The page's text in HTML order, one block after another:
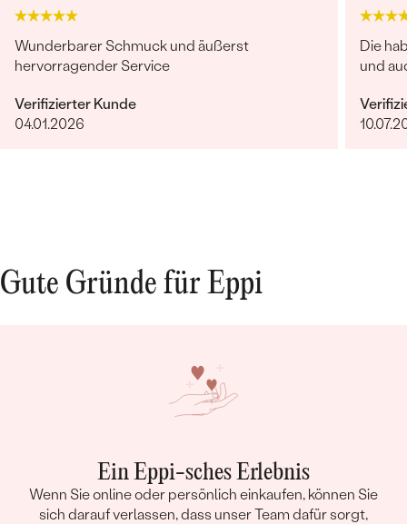
Wunderbarer Schmuck und äußerst
hervorragender Service
Verifizierter Kunde
04.01.2026
Die
und
Gute Gründe für Eppi
Ein Eppi-sches Erlebnis
Wenn Sie online oder persönlich einkaufen, können Sie
sich darauf verlassen, dass unser Team dafür sorgt,